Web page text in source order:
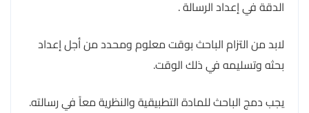
الدقة في إعداد الرسالة .
لابد من التزام الباحث بوقت معلوم ومحدد من أجل إعداد
بحثه وتسليمه في ذلك الوقت.
يجب دمج الباحث للمادة التطبيقية والنظرية معاً في رسالته.